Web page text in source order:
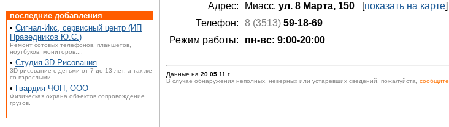
последние добавления
• Сигнал-Икс, сервисный центр (ИП
Праведников Ю.С.)
Ремонт сотовых телефонов, планшетов,
ноутбуков, мониторов,...
• Студия 3D Рисования
3D рисование с детьми от 7 до 13 лет, а так же
со взрослыми,...
• Гвардия ЧОП, ООО
Физическая охрана объектов сопровождение
грузов.
Адрес: Миасс, ул. 8 Марта, 150 [показать на карте]
Телефон:
8 (3513) 59-18-69
Режим работы:
пн-вс: 9:00-20:00
Данные на 20.05.11 г.
В случае обнаружения неполных, неверных или устаревших сведений, пожалуйста, сообщите